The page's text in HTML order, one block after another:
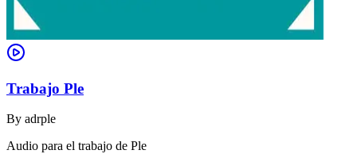
Trabajo Ple
By adrple
Audio para el trabajo de Ple